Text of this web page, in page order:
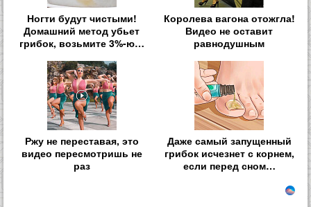
Ногти будут чистыми!
Домашний метод убьет
грибок, возьмите 3%-ю…
Королева вагона отожгла!
Видео не оставит
равнодушным
Ржу не переставая, это
видео пересмотришь не
раз
Даже самый запущенный
грибок исчезнет с корнем,
если перед сном…